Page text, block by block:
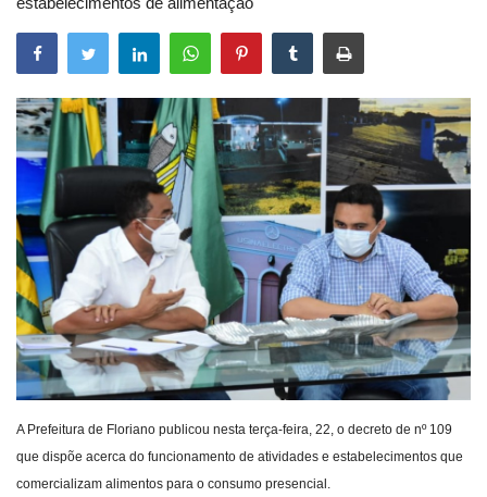
Notícias
Vídeos
Webmail
Contato
A Prefeitura de Floriano publicou nesta terça-feira, 22, o decreto de nº 109
que dispõe acerca do funcionamento de atividades e estabelecimentos que
comercializam alimentos para o consumo presencial.